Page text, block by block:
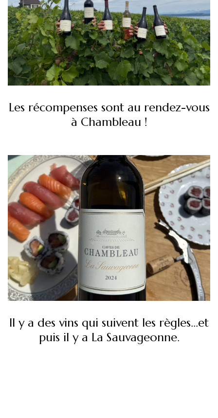
Les récompenses sont au rendez-vous
à Chambleau !
Il y a des vins qui suivent les règles…et
puis il y a La Sauvageonne.